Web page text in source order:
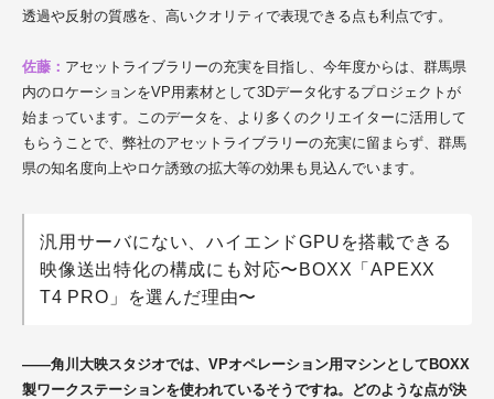
透過や反射の質感を、高いクオリティで表現できる点も利点です。
佐藤： アセットライブラリーの充実を目指し、今年度からは、群馬県
内のロケーションをVP用素材として3Dデータ化するプロジェクトが
始まっています。このデータを、より多くのクリエイターに活用して
もらうことで、弊社のアセットライブラリーの充実に留まらず、群馬
県の知名度向上やロケ誘致の拡大等の効果も見込んでいます。
汎用サーバにない、ハイエンドGPUを搭載できる
映像送出特化の構成にも対応〜BOXX「APEXX
T4 PRO」を選んだ理由〜
——角川大映スタジオでは、VPオペレーション用マシンとしてBOXX
製ワークステーションを使われているそうですね。どのような点が決